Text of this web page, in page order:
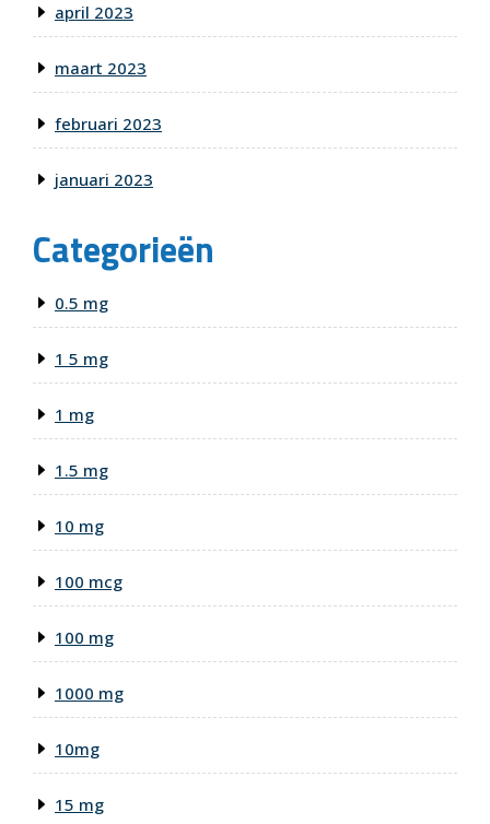
april 2023
maart 2023
februari 2023
januari 2023
Categorieën
0.5 mg
1 5 mg
1 mg
1.5 mg
10 mg
100 mcg
100 mg
1000 mg
10mg
15 mg